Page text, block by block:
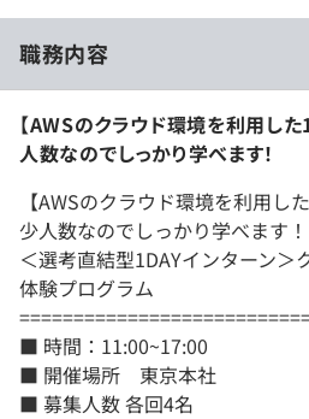
職務内容
【AWSのクラウド環境を利用し
人数なのでしっかり学べます！
【AWSのクラウド環境を利用し
少人数なのでしっかり学べます！
＜選考直結型1DAYインターン＞
体験プログラム
■ 時間：11:00~17:00
■ 開催場所 東京本社
■ 募集人数 各回4名